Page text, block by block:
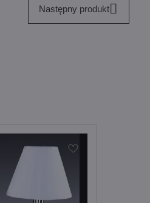
Następny produkt